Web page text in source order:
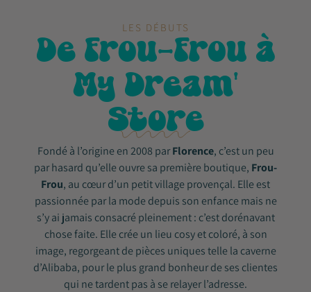
De Frou-Frou à
My Dream'
Store
Fondé à l’origine en 2008 parFlorence, c’est un peu
par hasard qu’elle ouvre sa première boutique, Frou-
Frou, au cœur d’un petit village provençal. Elle est
passionnée par la mode depuis son enfance mais ne
s’y ai jamais consacré pleinement : c’est dorénavant
chose faite. Elle crée un lieu cosy et coloré, à son
image, regorgeant de pièces uniques telle la caverne
d’Alibaba, pour le plus grand bonheur de ses clientes
qui ne tardent pas à se relayer l’adresse.
LES DÉBUTS